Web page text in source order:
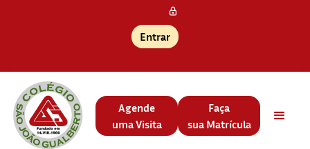
Entrar
Agende
uma Visita
Faça
sua Matrícula